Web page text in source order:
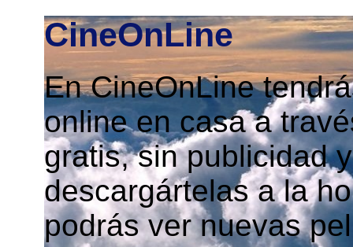
CineOnLine
En CineOnLine
online en casa a
gratis, sin publicidad
descargártelas a la
podrás ver nuevas